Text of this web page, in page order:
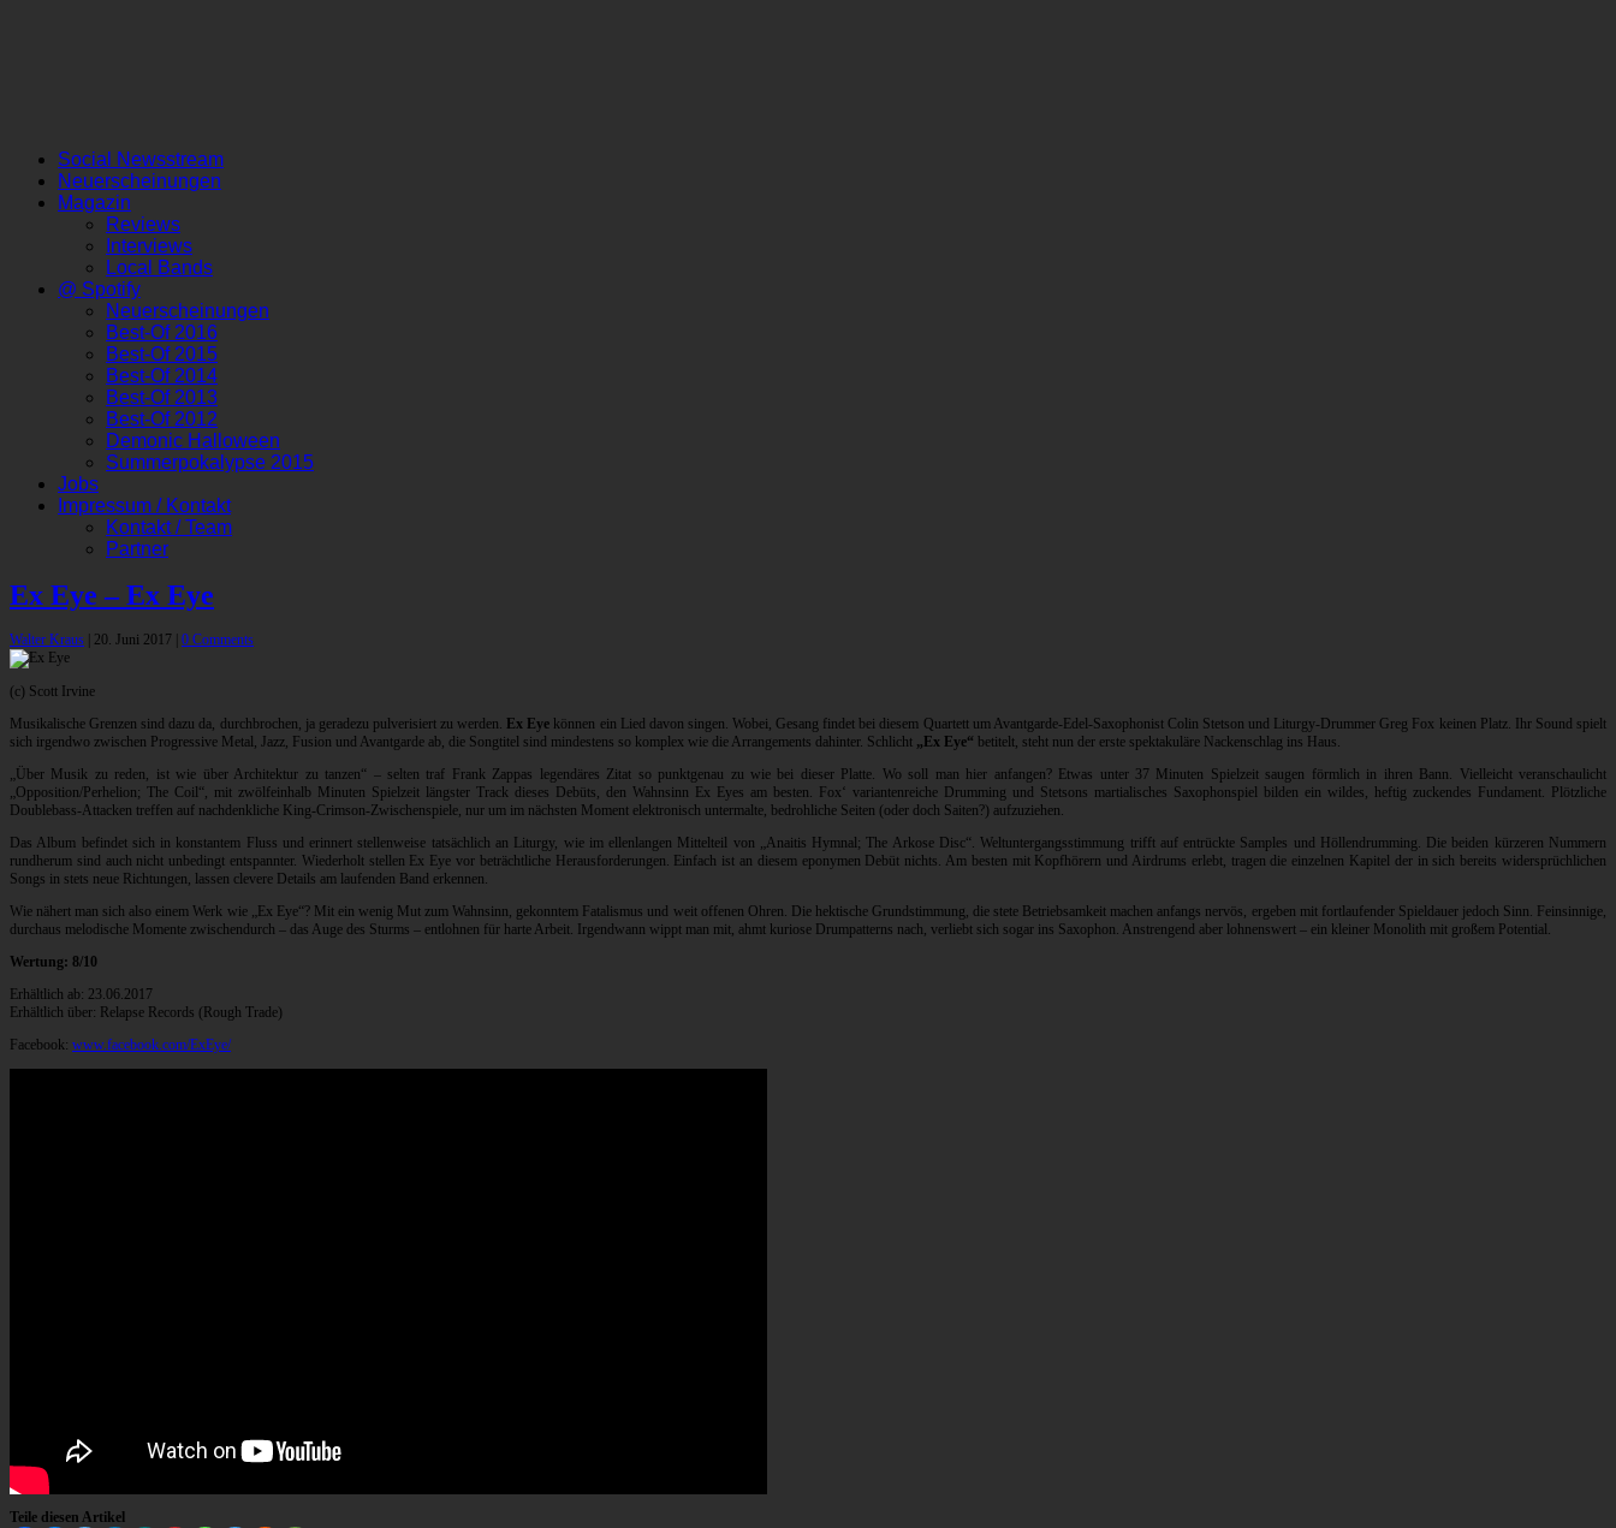
Social Newsstream
Neuerscheinungen
Magazin
Reviews
Interviews
Local Bands
@ Spotify
Neuerscheinungen
Best-Of 2016
Best-Of 2015
Best-Of 2014
Best-Of 2013
Best-Of 2012
Demonic Halloween
Summerpokalypse 2015
Jobs
Impressum / Kontakt
Kontakt / Team
Partner
Ex Eye – Ex Eye
Walter Kraus 20. Juni 2017 0 Comments
(c) Scott Irvine
Musikalische Grenzen sind dazu da, durchbrochen, ja geradezu pulverisiert zu werden. Ex Eye können ein Lied davon singen. Wobei, Gesang findet bei diesem Quartett um Avantgarde-Edel-Saxophonist Colin Stetson und Liturgy-Drummer Greg Fox keinen Platz. Ihr Sound spielt
sich irgendwo zwischen Progressive Metal, Jazz, Fusion und Avantgarde ab, die Songtitel sind mindestens so komplex wie die Arrangements dahinter. Schlicht „Ex Eye“ betitelt, steht nun der erste spektakuläre Nackenschlag ins Haus.
„Über Musik zu reden, ist wie über Architektur zu tanzen“ – selten traf Frank Zappas legendäres Zitat so punktgenau zu wie bei dieser Platte. Wo soll man hier anfangen? Etwas unter 37 Minuten Spielzeit saugen förmlich in ihren Bann. Vielleicht veranschaulicht
„Opposition/Perhelion; The Coil“, mit zwölfeinhalb Minuten Spielzeit längster Track dieses Debüts, den Wahnsinn Ex Eyes am besten. Fox‘ variantenreiche Drumming und Stetsons martialisches Saxophonspiel bilden ein wildes, heftig zuckendes Fundament. Plötzliche
Doublebass-Attacken treffen auf nachdenkliche King-Crimson-Zwischenspiele, nur um im nächsten Moment elektronisch untermalte, bedrohliche Seiten (oder doch Saiten?) aufzuziehen.
Das Album befindet sich in konstantem Fluss und erinnert stellenweise tatsächlich an Liturgy, wie im ellenlangen Mittelteil von „Anaitis Hymnal; The Arkose Disc“. Weltuntergangsstimmung trifft auf entrückte Samples und Höllendrumming. Die beiden kürzeren Nummern
rundherum sind auch nicht unbedingt entspannter. Wiederholt stellen Ex Eye vor beträchtliche Herausforderungen. Einfach ist an diesem eponymen Debüt nichts. Am besten mit Kopfhörern und Airdrums erlebt, tragen die einzelnen Kapitel der in sich bereits widersprüchlichen
Songs in stets neue Richtungen, lassen clevere Details am laufenden Band erkennen.
Wie nähert man sich also einem Werk wie „Ex Eye“? Mit ein wenig Mut zum Wahnsinn, gekonntem Fatalismus und weit offenen Ohren. Die hektische Grundstimmung, die stete Betriebsamkeit machen anfangs nervös, ergeben mit fortlaufender Spieldauer jedoch Sinn. Feinsinnige,
durchaus melodische Momente zwischendurch – das Auge des Sturms – entlohnen für harte Arbeit. Irgendwann wippt man mit, ahmt kuriose Drumpatterns nach, verliebt sich sogar ins Saxophon. Anstrengend aber lohnenswert – ein kleiner Monolith mit großem Potential.
Wertung: 8/10
Erhältlich ab: 23.06.2017
Erhältlich über: Relapse Records (Rough Trade)
Facebook: www.facebook.com/ExEye/
Teile diesen Artikel